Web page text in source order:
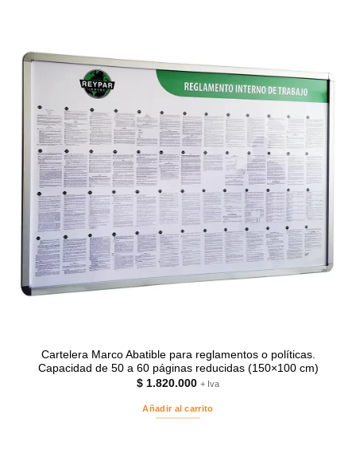
Cartelera Marco Abatible para reglamentos o políticas.
Capacidad de 50 a 60 páginas reducidas (150×100 cm)
$ 1.820.000 + Iva
Añadir al carrito